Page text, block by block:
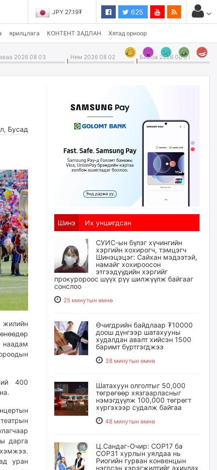
JPY 27.19₮ 625
ярилцлага КОНТЕНТ ЗАДЛАН Хятад орноор
2026 08 03 Ням 2026 08 02 Бямба 2026 08 01
, Бусад
жилийн
наадам
400
дарга
уран
Шинэ Их уншигдсан
СУИС-ын бүлэг хүчингийн
хэргийн хохирогч, тэмцэгч
Шинэцэцэг: Сайхан мэдээтэй,
намайг хохироосон
этгээдүүдийн хэргийг
прокуророос шүүх рүү шилжүүлж байгааг
сонслоо
25 минутын өмнө
Өчигдрийн байдлаар ₮10000
доош дүнгээр шатахууны
худалдан авалт хийсэн 1500
баримт бүртгэгджээ
38 минутын өмнө
Шатахуун олголтыг 50,000
төгрөгөөр хязгаарласныг
нэмэгдүүлж 100,000 төгрөгт
хүргэхээр судалж байгаа
48 минутын өмнө
Ц.Сандаг-Очир: COP17 ба
COP31 хурлын уялдаа нь
Риогийн гурван конвенцын
нэгдсэн хэрэгжилтийг ахиулах